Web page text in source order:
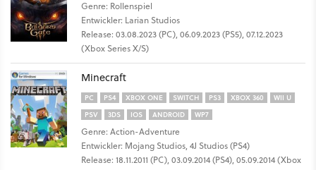
Genre: Rollenspiel
Entwickler: Larian Studios
Release: 03.08.2023 (PC), 06.09.2023 (PS5), 07.12.2023
(Xbox Series X/S)
Minecraft
PC PS4 XBOX ONE SWITCH PS3 XBOX 360
WII U
PSV
3DS IOS ANDROID WP7
Genre: Action-Adventure
Entwickler: Mojang Studios, 4J Studios (PS4)
Release: 18.11.2011 (PC), 03.09.2014 (PS4), 05.09.2014 (Xbox